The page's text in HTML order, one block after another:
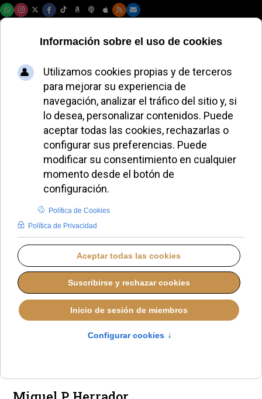
LUNES, 06 JULIO 2026 18:01
La tradición
también sabe decir